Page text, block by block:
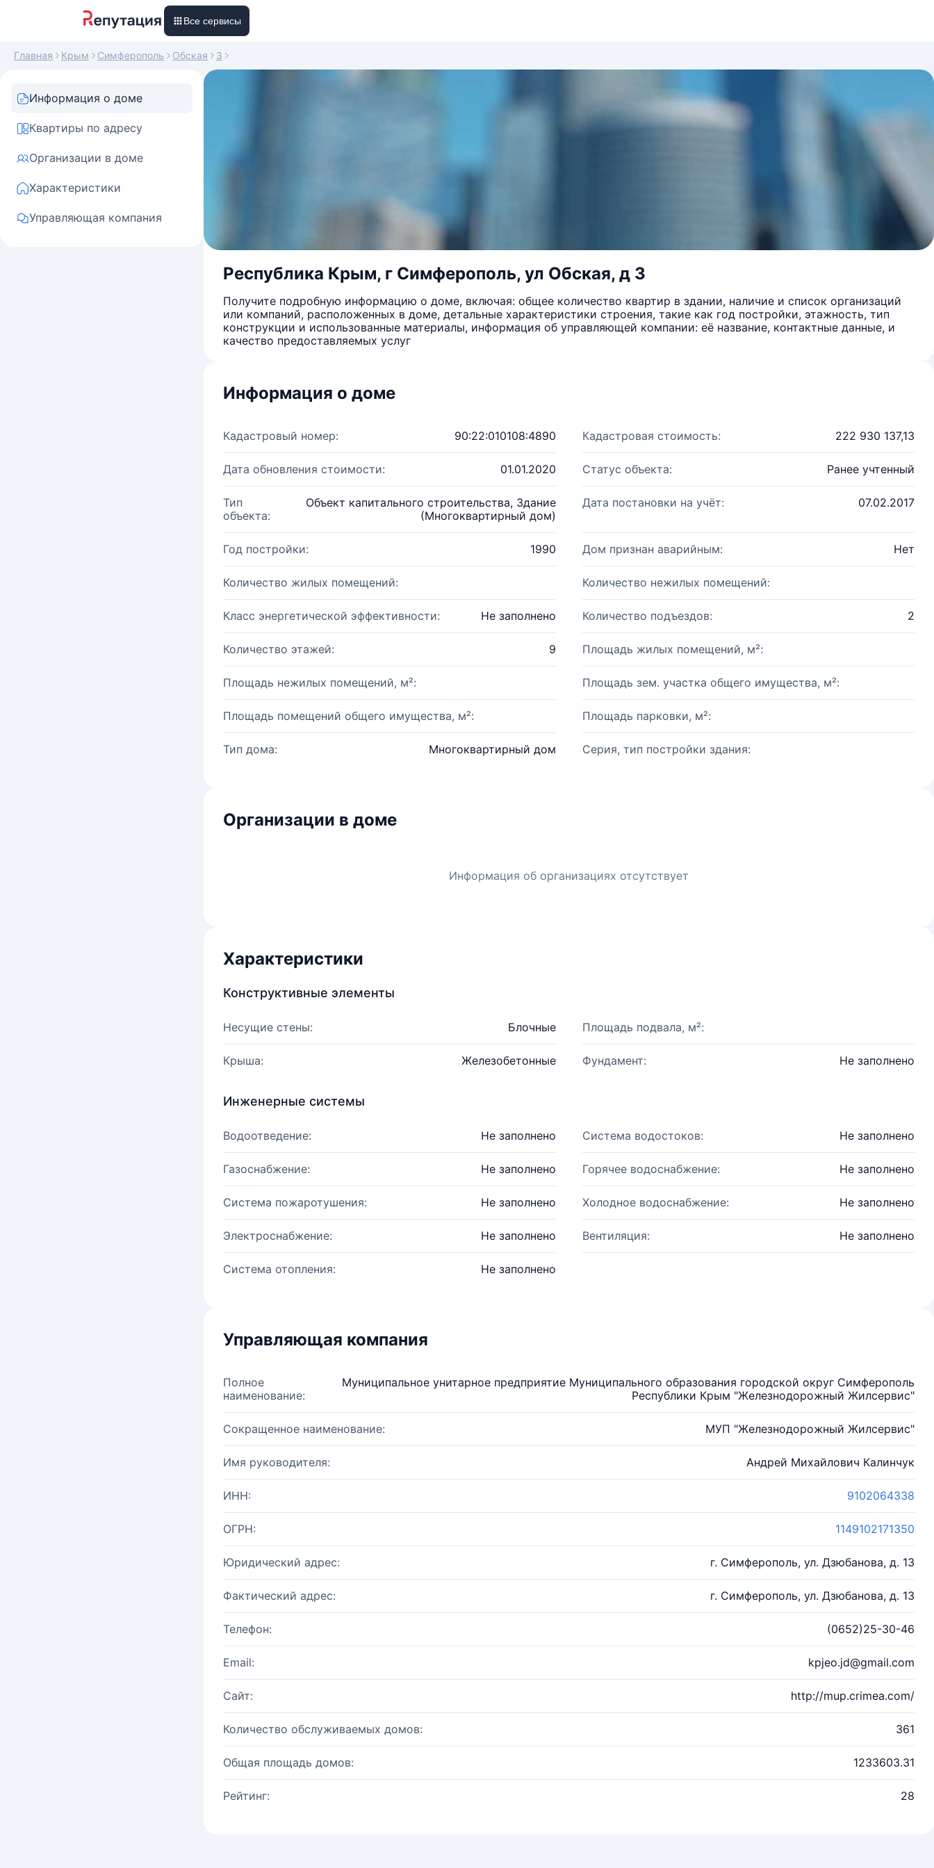
Все сервисы
Главная Крым Симферополь Обская 3
Информация о доме
Квартиры по адресу
Организации в доме
Характеристики
Управляющая компания
Республика Крым, г Симферополь, ул Обская, д 3
Получите подробную информацию о доме, включая: общее количество квартир в здании, наличие и список организаций
или компаний, расположенных в доме, детальные характеристики строения, такие как год постройки, этажность, тип
конструкции и использованные материалы, информация об управляющей компании: её название, контактные данные, и
качество предоставляемых услуг
Информация о доме
Кадастровый номер: 90:22:010108:4890 Кадастровая стоимость: 222 930 137,13
Дата обновления стоимости: 01.01.2020 Статус объекта: Ранее учтенный
Тип
объекта:
Объект капитального строительства, Здание
(Многоквартирный дом)
Дата постановки на учёт: 07.02.2017
Год постройки: 1990 Дом признан аварийным: Нет
Количество жилых помещений: Количество нежилых помещений:
Класс энергетической эффективности: Не заполнено Количество подъездов: 2
Количество этажей: 9 Площадь жилых помещений, м²:
Площадь нежилых помещений, м²: Площадь зем. участка общего имущества, м²:
Площадь помещений общего имущества, м²: Площадь парковки, м²:
Тип дома: Многоквартирный дом Серия, тип постройки здания:
Организации в доме
Информация об организациях отсутствует
Характеристики
Конструктивные элементы
Несущие стены: Блочные Площадь подвала, м²:
Крыша: Железобетонные Фундамент: Не заполнено
Инженерные системы
Водоотведение: Не заполнено Система водостоков: Не заполнено
Газоснабжение: Не заполнено Горячее водоснабжение: Не заполнено
Система пожаротушения: Не заполнено Холодное водоснабжение: Не заполнено
Электроснабжение: Не заполнено Вентиляция: Не заполнено
Система отопления: Не заполнено
Управляющая компания
Полное
наименование:
Муниципальное унитарное предприятие Муниципального образования городской округ Симферополь
Республики Крым "Железнодорожный Жилсервис"
Сокращенное наименование: МУП "Железнодорожный Жилсервис"
Имя руководителя: Андрей Михайлович Калинчук
ИНН: 9102064338
ОГРН: 1149102171350
Юридический адрес: г. Симферополь, ул. Дзюбанова, д. 13
Фактический адрес: г. Симферополь, ул. Дзюбанова, д. 13
Телефон: (0652)25-30-46
Email: kpjeo.jd@gmail.com
Сайт: http://mup.crimea.com/
Количество обслуживаемых домов: 361
Общая площадь домов: 1233603.31
Рейтинг: 28